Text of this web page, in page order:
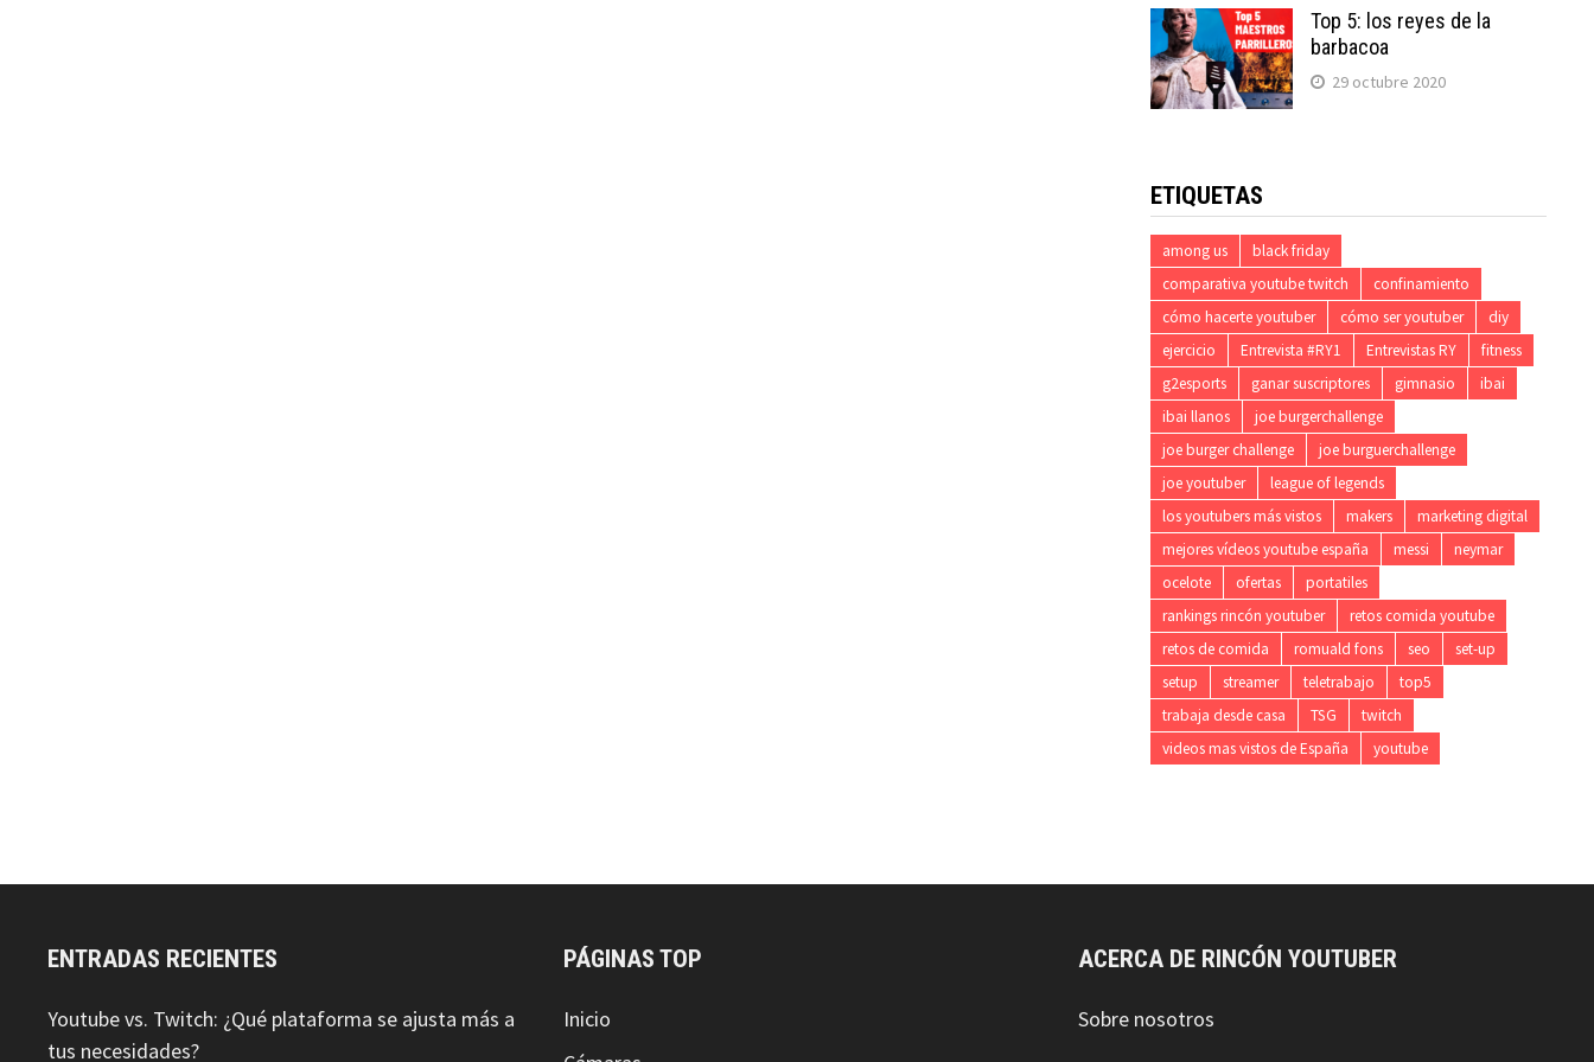
Top 5: los reyes de la
barbacoa
29 octubre 2020
ETIQUETAS
among us
black friday
comparativa youtube twitch
confinamiento
cómo hacerte youtuber
cómo ser youtuber
diy
ejercicio
Entrevista #RY1 Entrevistas RY
fitness
g2esports
ganar suscriptores gimnasio
ibai
ibai llanos
joe burgerchallenge
joe burger challenge
joe burguerchallenge
joe youtuber
league of legends
los youtubers más vistos
makers
marketing digital
mejores vídeos youtube españa
messi
neymar
ocelote
ofertas
portatiles
rankings rincón youtuber
retos comida youtube
retos de comida
romuald fons seo
set-up
setup
streamer teletrabajo
top5
trabaja desde casa
TSG
twitch
videos mas vistos de España
youtube
ENTRADAS RECIENTES
Youtube vs. Twitch: ¿Qué plataforma se ajusta más a
tus necesidades?
PÁGINAS TOP
Inicio
ACERCA DE RINCÓN YOUTUBER
Sobre nosotros